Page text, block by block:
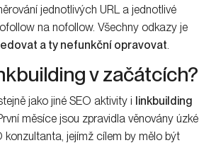
jednotlivých URL a jednotlivé
na nofollow. Všechny odkazy je
a ty nefunkční opravovat.
v začátcích?
jako jiné SEO aktivity i linkbuilding
měsíce jsou zpravidla věnovány úzké
konzultanta, jejímž cílem by mělo být